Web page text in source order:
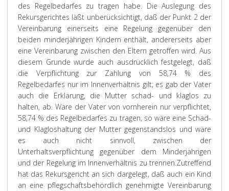
des Regelbedarfes zu tragen habe. Die Auslegung des
Rekursgerichtes läßt unberücksichtigt, daß der Punkt 2 der
Vereinbarung einerseits eine Regelung gegenüber den
beiden minderjährigen Kindern enthält, andererseits aber
eine Vereinbarung zwischen den Eltern getroffen wird. Aus
diesem Grunde wurde auch ausdrücklich festgelegt, daß
die Verpflichtung zur Zahlung von 58,74 % des
Regelbedarfes nur im Innenverhältnis gilt; es gab der Vater
auch die Erklärung, die Mutter schad- und klaglos zu
halten, ab. Wäre der Vater von vornherein nur verpflichtet,
58,74 % des Regelbedarfes zu tragen, so wäre eine Schad-
und Klagloshaltung der Mutter gegenstandslos und wäre
es auch nicht sinnvoll, zwischen der
Unterhaltsverpflichtung gegenüber dem Minderjährigen
und der Regelung im Innenverhältnis zu trennen.Zutreffend
hat das Rekursgericht an sich dargelegt, daß auch ein Kind
an eine pflegschaftsbehördlich genehmigte Vereinbarung